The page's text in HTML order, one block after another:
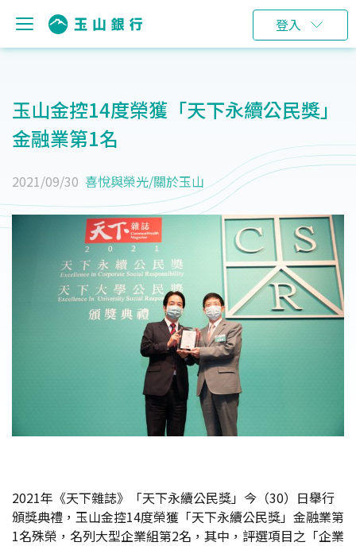
登入
玉山金控14度榮獲「天下永續公民獎」
金融業第1名
2021/09/30 喜悅與榮光/關於玉山
2021年《天下雜誌》「天下永續公民獎」今（30）日舉行
頒獎典禮，玉山金控14度榮獲「天下永續公民獎」金融業第
1名殊榮，名列大型企業組第2名，其中，評選項目之「企業